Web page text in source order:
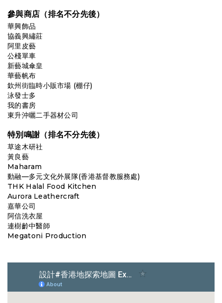
參與商店（排名不分先後）
華興飾品
協義興繡莊
阿里皮藝
公棧單車
新藝城傘皇
華藝帆布
欽州街臨時小販市場 (棚仔)
泳發士多
我的書房
東升沖曬二手器材公司
特別鳴謝（排名不分先後）
草途木研社
黃良藝
Maharam
動融—多元文化外展隊(香港基督教服務處)
THK Halal Food Kitchen
Aurora Leathercraft
嘉華公司
阿信洗衣屋
連樹齡中醫師
Megatoni Production